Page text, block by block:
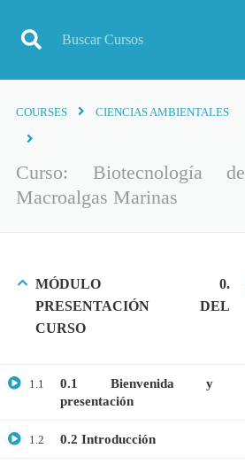
Curso: Biotecnología de Macroalgas Marinas
COURSES CIENCIAS AMBIENTALES
Curso: Biotecnología de
Macroalgas Marinas
MÓDULO 0.
PRESENTACIÓN DEL
CURSO
1.1
0.1 Bienvenida y
presentación
1.2 0.2 Introducción
TODOS LOS CURSOS
BIOINFORMÁTICA
BIOTECNOLOGÍA
CIENCIAS AMBIENTALES
ESPECIALIZACIÓN
GENÉTICA
MEDICINA